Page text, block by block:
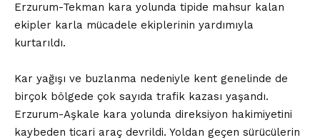
Erzurum-Tekman kara yolunda tipide mahsur kalan
ekipler karla mücadele ekiplerinin yardımıyla
kurtarıldı.
Kar yağışı ve buzlanma nedeniyle kent genelinde de
birçok bölgede çok sayıda trafik kazası yaşandı.
Erzurum-Aşkale kara yolunda direksiyon hakimiyetini
kaybeden ticari araç devrildi. Yoldan geçen sürücülerin